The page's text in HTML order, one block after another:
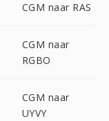
CGM naar RAS
CGM naar
RGBO
CGM naar
UYVY